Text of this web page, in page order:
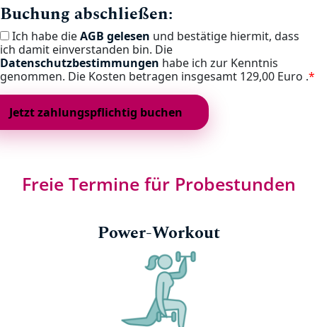
Buchung abschließen:
Ich habe dieAGB gelesen und bestätige hiermit, dass
ich damit einverstanden bin. Die
Datenschutzbestimmungen habe ich zur Kenntnis
genommen. Die Kosten betragen insgesamt 129,00 Euro .*
Freie Termine für Probestunden
Power-Workout